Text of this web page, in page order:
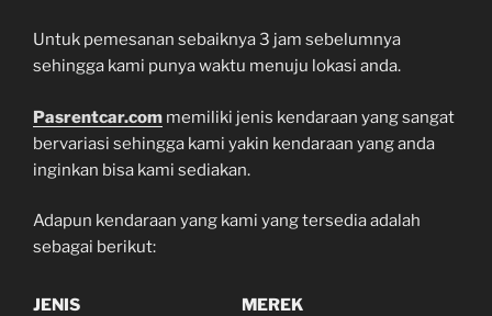
Untuk pemesanan sebaiknya 3 jam sebelumnya
sehingga kami punya waktu menuju lokasi anda.
Pasrentcar.com memiliki jenis kendaraan yang sangat
bervariasi sehingga kami yakin kendaraan yang anda
inginkan bisa kami sediakan.
Adapun kendaraan yang kami yang tersedia adalah
sebagai berikut:
JENIS MEREK